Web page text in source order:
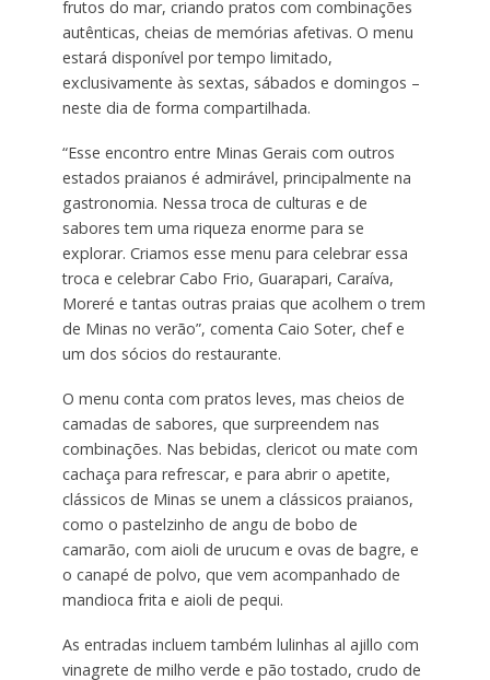
frutos do mar, criando pratos com combinações
autênticas, cheias de memórias afetivas. O menu
estará disponível por tempo limitado,
exclusivamente às sextas, sábados e domingos –
neste dia de forma compartilhada.
“Esse encontro entre Minas Gerais com outros
estados praianos é admirável, principalmente na
gastronomia. Nessa troca de culturas e de
sabores tem uma riqueza enorme para se
explorar. Criamos esse menu para celebrar essa
troca e celebrar Cabo Frio, Guarapari, Caraíva,
Moreré e tantas outras praias que acolhem o trem
de Minas no verão”, comenta Caio Soter, chef e
um dos sócios do restaurante.
O menu conta com pratos leves, mas cheios de
camadas de sabores, que surpreendem nas
combinações. Nas bebidas, clericot ou mate com
cachaça para refrescar, e para abrir o apetite,
clássicos de Minas se unem a clássicos praianos,
como o pastelzinho de angu de bobo de
camarão, com aioli de urucum e ovas de bagre, e
o canapé de polvo, que vem acompanhado de
mandioca frita e aioli de pequi.
As entradas incluem também lulinhas al ajillo com
vinagrete de milho verde e pão tostado, crudo de